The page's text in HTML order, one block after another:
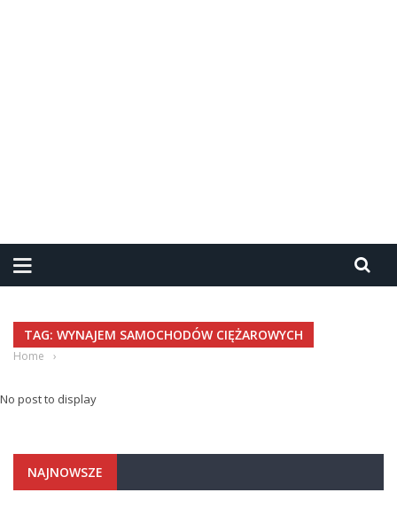
TAG: WYNAJEM SAMOCHODÓW CIĘŻAROWYCH
Home ›
No post to display
NAJNOWSZE